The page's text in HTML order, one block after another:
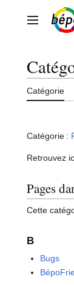
contenuMenu
Catégorie
Catégorie :
Retrouvez
Pages
Cette
B
Bugs